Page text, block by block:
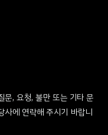
문, 요청, 불만 또는 기타 문
사에 연락해 주시기 바랍니